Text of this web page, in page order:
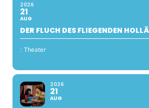
2026
21
AUG
DER FLUCH DES FLIEGENDEN
: Theater
2026
21
AUG